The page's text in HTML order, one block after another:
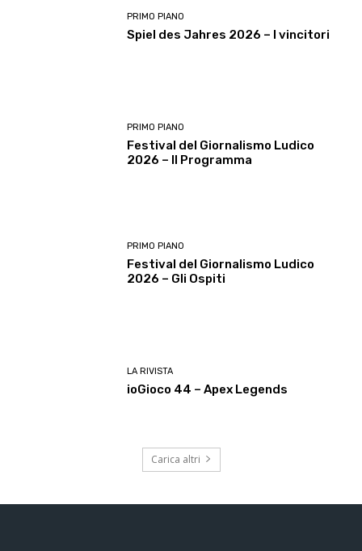
PRIMO PIANO
Spiel des Jahres 2026 – I vincitori
PRIMO PIANO
Festival del Giornalismo Ludico
2026 – Il Programma
PRIMO PIANO
Festival del Giornalismo Ludico
2026 – Gli Ospiti
LA RIVISTA
ioGioco 44 – Apex Legends
Carica altri